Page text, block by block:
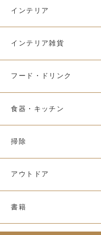
インテリア
インテリア雑貨
フード・ドリンク
食器・キッチン
掃除
アウトドア
書籍